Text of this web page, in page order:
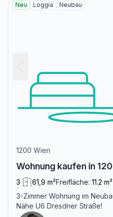
Neu Loggia Neubau
1200 Wien
Wohnung kaufen in
3 61,9 m²Freifläche: 11.2 m²
3-Zimmer Wohnung im
Nähe U6 Dresdner Straße!